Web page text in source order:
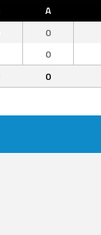
A
0
0
0